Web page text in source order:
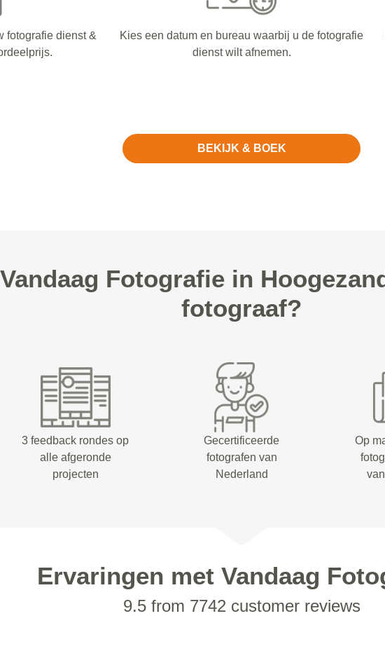
fotografie dienst &
Kies een datum en bureau waarbij u de fotografie
dienst wilt afnemen.
BEKIJK & BOEK
Fotografie in
fotograaf?
3 feedback rondes op
alle afgeronde
projecten
Gecertificeerde
fotografen van
Nederland
Op
Ervaringen met Vandaag
9.5 from 7742 customer reviews